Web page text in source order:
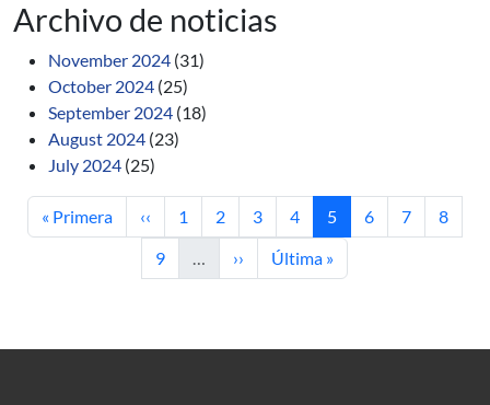
Archivo de noticias
November 2024 (31)
October 2024 (25)
September 2024 (18)
August 2024 (23)
July 2024 (25)
First page
« Primera Previous page
‹‹ Page
1 Page
2 Page
3 Page
4 Current page
5 Page
6 Page
7 Page
8
Page
9 … Next page
›› Last page
Última »